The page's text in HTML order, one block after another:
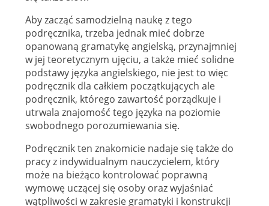
Aby zacząć samodzielną naukę z tego
podręcznika, trzeba jednak mieć dobrze
opanowaną gramatykę angielską, przynajmniej
w jej teoretycznym ujęciu, a także mieć solidne
podstawy języka angielskiego, nie jest to więc
podręcznik dla całkiem początkujących ale
podręcznik, którego zawartość porządkuje i
utrwala znajomość tego języka na poziomie
swobodnego porozumiewania się.
Podręcznik ten znakomicie nadaje się także do
pracy z indywidualnym nauczycielem, który
może na bieżąco kontrolować poprawną
wymowę uczącej się osoby oraz wyjaśniać
wątpliwości w zakresie gramatyki i konstrukcji